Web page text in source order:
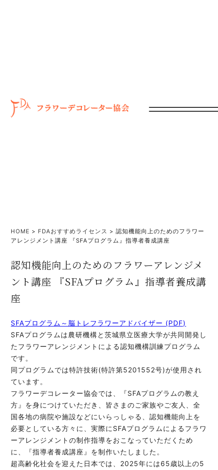
HOME > FDAおすすめライセンス >認知機能向上のためのフラワー
アレンジメント講座 『SFAプログラム』指導者養成講座
認知機能向上のためのフラワーアレンジメ
ント講座 『SFAプログラム』指導者養成講
座
SFAプログラム～脳トレフラワーアドバイザー (PDF)
SFAプログラムは農研機構と茨城県立医療大学が共同開発し
たフラワーアレンジメントによる認知機構訓練プログラム
です。
同プログラムでは特許技術(特許第5201552号)が使用され
ています。
フラワーデコレーター協会では、『SFAプログラムの教え
方』を身につけていただき、皆さまのご家族やご友人、全
国各地の病院や施設などにいらっしゃる、認知機能向上を
必要としている方々に、実際にSFAプログラムによるフラワ
ーアレンジメントの制作指導をおこなっていただくため
に、『指導者養成講座』を制作いたしました。
超高齢化社会を迎えた日本では、2025年には65歳以上の5